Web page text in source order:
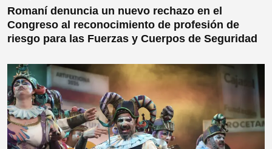
Romaní denuncia un nuevo rechazo en el
Congreso al reconocimiento de profesión de
riesgo para las Fuerzas y Cuerpos de Seguridad